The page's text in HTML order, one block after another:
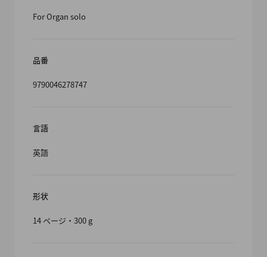
For Organ solo
品番
9790046278747
言語
英語
形状
14 ページ・300 g